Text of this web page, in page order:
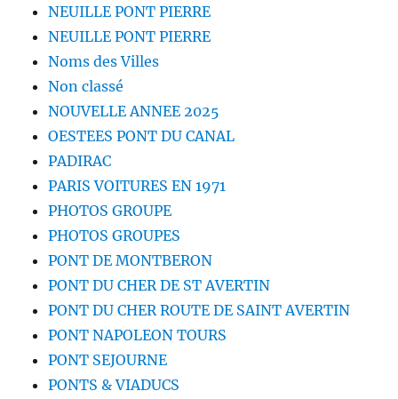
NEUILLE PONT PIERRE
NEUILLE PONT PIERRE
Noms des Villes
Non classé
NOUVELLE ANNEE 2025
OESTEES PONT DU CANAL
PADIRAC
PARIS VOITURES EN 1971
PHOTOS GROUPE
PHOTOS GROUPES
PONT DE MONTBERON
PONT DU CHER DE ST AVERTIN
PONT DU CHER ROUTE DE SAINT AVERTIN
PONT NAPOLEON TOURS
PONT SEJOURNE
PONTS & VIADUCS